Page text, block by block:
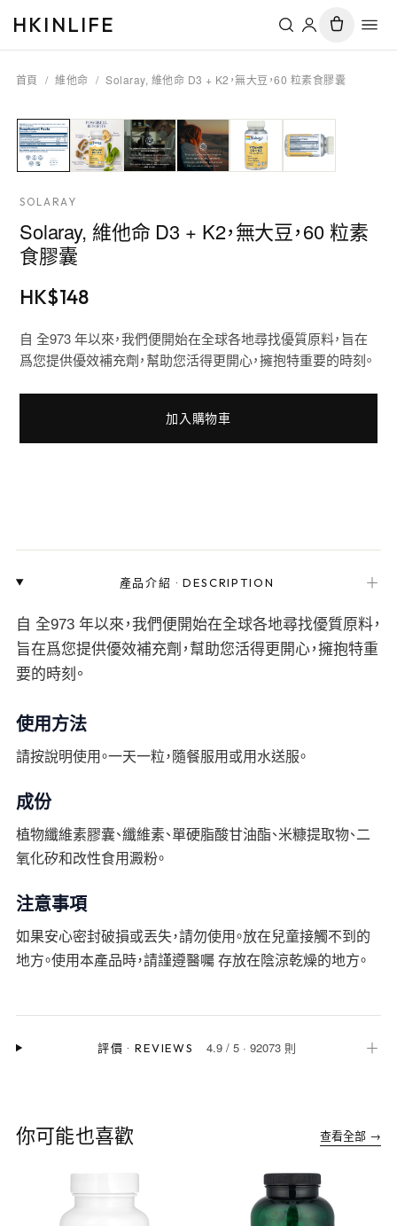
HKINLIFE
首頁 / 維他命 / Solaray, 維他命 D3 + K2，無大豆，60 粒素食膠囊
SOLARAY
Solaray, 維他命 D3 + K2，無大豆，60 粒素
食膠囊
HK$148
自 全973 年以來，我們便開始在全球各地尋找優質原料，旨在
爲您提供優效補充劑，幫助您活得更開心，擁抱特重要的時刻。
加入購物車
產品介紹 ·DESCRIPTION ＋
自 全973 年以來，我們便開始在全球各地尋找優質原料，
旨在爲您提供優效補充劑，幫助您活得更開心，擁抱特重
要的時刻。
使用方法
請按說明使用。一天一粒，隨餐服用或用水送服。
成份
植物纖維素膠囊、纖維素、單硬脂酸甘油酯、米糠提取物、二
氧化矽和改性食用澱粉。
注意事項
如果安心密封破損或丟失，請勿使用。放在兒童接觸不到的
地方。使用本產品時，請謹遵醫囑 存放在陰涼乾燥的地方。
評價 ·REVIEWS 4.9/ 5· 92073 則 ＋
你可能也喜歡 查看全部 →